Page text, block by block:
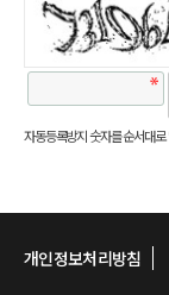
자동등록방지 숫자를 순서대로
개인정보처리방침